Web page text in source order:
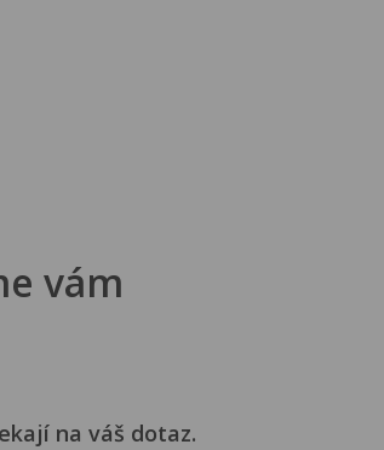
vám
na váš dotaz.